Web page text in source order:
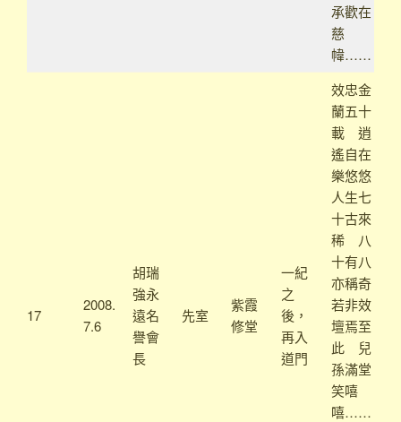
承歡在
慈
幃……
17
2008.
7.6
胡瑞
強永
遠名
譽會
長
先室
紫霞
修堂
一紀
之
後，
再入
道門
效忠金
蘭五十
載 逍
遙自在
樂悠悠
人生七
十古來
稀 八
十有八
亦稱奇
若非效
壇焉至
此 兒
孫滿堂
笑嘻
嘻……